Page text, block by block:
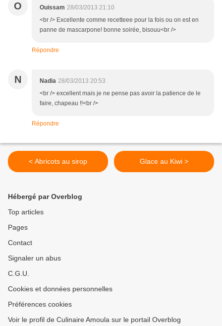
O Ouissam 28/03/2013 21:10
<br /> Excellente comme recetteee pour la fois ou on est en
panne de mascarpone! bonne soirée, bisouu<br />
Répondre
N Nadia 28/03/2013 20:53
<br /> excellent mais je ne pense pas avoir la patience de le
faire, chapeau !!<br />
Répondre
< Abricots au sirop Glace au Kiwi >
Hébergé par Overblog
Top articles
Pages
Contact
Signaler un abus
C.G.U.
Cookies et données personnelles
Préférences cookies
Voir le profil de Culinaire Amoula sur le portail Overblog